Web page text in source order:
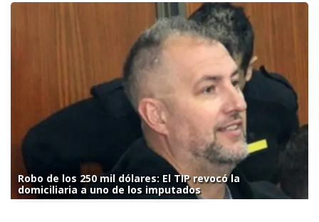
Robo de los 250 mil dólares: El TIP revocó la
domiciliaria a uno de los imputados